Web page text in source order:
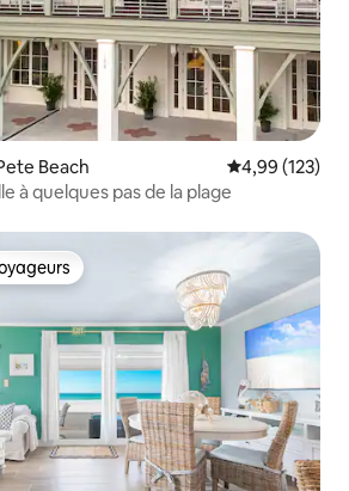
Beach Évaluation
4,99 (123)
à quelques pas de la plage
les plus appréciés